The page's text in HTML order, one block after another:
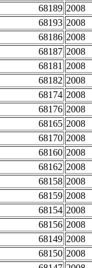
68189 2008
68193 2008
68186 2008
68187 2008
68181 2008
68182 2008
68174 2008
68176 2008
68165 2008
68170 2008
68160 2008
68162 2008
68158 2008
68159 2008
68154 2008
68156 2008
68149 2008
68150 2008